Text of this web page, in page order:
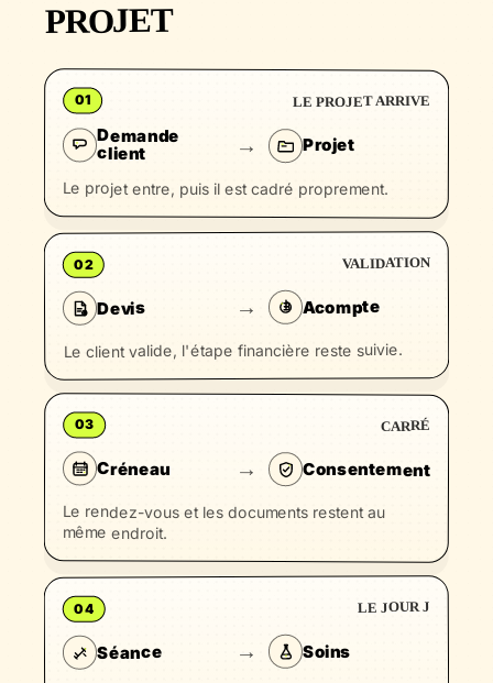
PROJET
01 LE PROJET ARRIVE
Demande
client → Projet
Le projet entre, puis il est cadré proprement.
02 VALIDATION
Devis → Acompte
Le client valide, l'étape financière reste suivie.
03 CARRÉ
Créneau → Consentement
Le rendez-vous et les documents restent au
même endroit.
04 LE JOUR J
Séance → Soins